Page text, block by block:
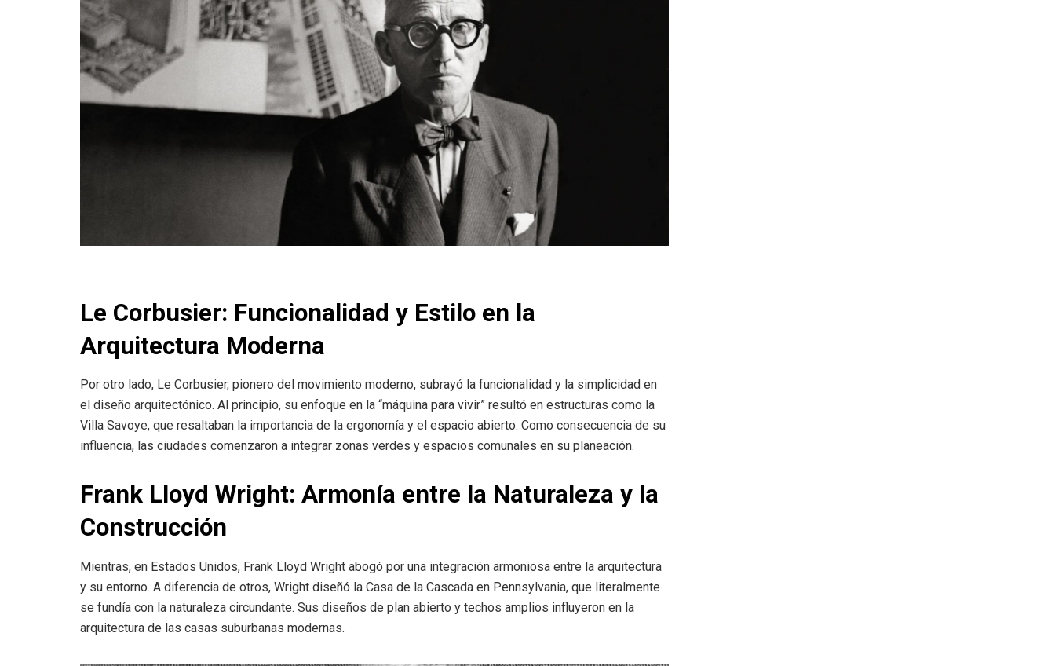
Le Corbusier: Funcionalidad y Estilo en la
Arquitectura Moderna
Por otro lado, Le Corbusier, pionero del movimiento moderno, subrayó la funcionalidad y la simplicidad en
el diseño arquitectónico. Al principio, su enfoque en la “máquina para vivir” resultó en estructuras como la
Villa Savoye, que resaltaban la importancia de la ergonomía y el espacio abierto. Como consecuencia de su
influencia, las ciudades comenzaron a integrar zonas verdes y espacios comunales en su planeación.
Frank Lloyd Wright: Armonía entre la Naturaleza y la
Construcción
Mientras, en Estados Unidos, Frank Lloyd Wright abogó por una integración armoniosa entre la arquitectura
y su entorno. A diferencia de otros, Wright diseñó la Casa de la Cascada en Pennsylvania, que literalmente
se fundía con la naturaleza circundante. Sus diseños de plan abierto y techos amplios influyeron en la
arquitectura de las casas suburbanas modernas.